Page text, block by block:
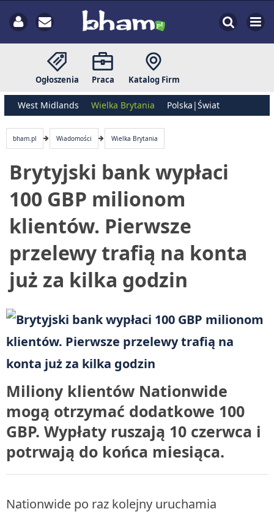
Ogłoszenia Praca Katalog Firm
West Midlands Wielka Brytania Polska|Świat
bham.pl Wiadomości Wielka Brytania
Brytyjski bank wypłaci
100 GBP milionom
klientów. Pierwsze
przelewy trafią na konta
już za kilka godzin
Miliony klientów Nationwide
mogą otrzymać dodatkowe 100
GBP. Wypłaty ruszają 10 czerwca i
potrwają do końca miesiąca.
Nationwide po raz kolejny uruchamia